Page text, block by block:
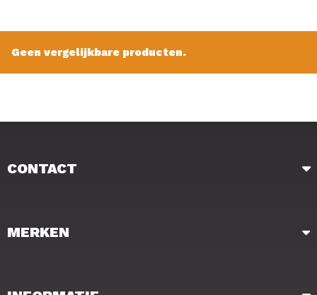
Geen vergelijkbare producten.
CONTACT
MERKEN